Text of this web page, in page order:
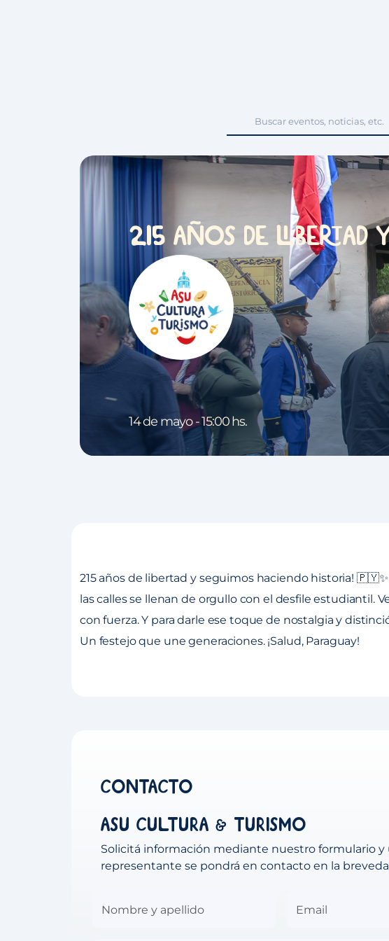
215 años de libertad
14 de mayo - 15:00 hs.
215 años de libertad y seguimos haciendo historia! 🇵🇾✨
las calles se llenan de orgullo con el desfile estudiantil.
con fuerza. Y para darle ese toque de nostalgia y
​Un festejo que une generaciones. ¡Salud, Paraguay!
Contacto
ASU Cultura & Turismo
Solicitá información mediante nuestro formulario y
representante se pondrá en contacto en la